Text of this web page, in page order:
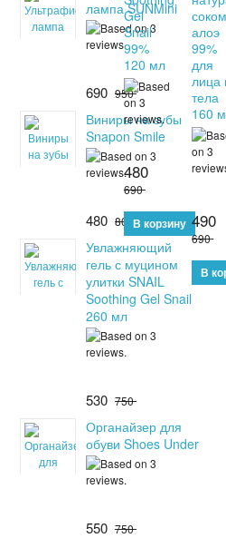
лампа SUNMini
690 950
Виниры на зубы
Snapon Smile
480 800
Увлажняющий
гель с муцином
улитки SNAIL
Soothing Gel Snail
260 мл
530 750
Органайзер для
обуви Shoes Under
550 750
Gel
Snail
99%
120 мл
480
690
соком
алоэ
99%
для
лица
тела
160
490
690